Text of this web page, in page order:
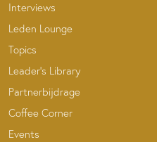
Interviews
Leden Lounge
Topics
Leader’s Library
Partnerbijdrage
Coffee Corner
Events